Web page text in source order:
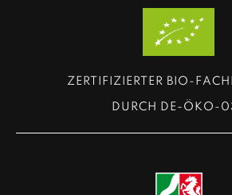
ZERTIFIZIERTER BIO-
DURCH DE-ÖKO-